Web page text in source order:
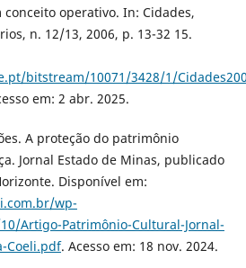
operativo. In: Cidades,
n. 12/13, 2006, p. 13-32 15.
bitstream/10071/3428/1/
em: 2 abr. 2025.
A proteção do patrimônio
Jornal Estado de Minas, publicado
Disponível em:
wp-
Artigo-Patrimônio-Cultural-Jornal-
Coeli.pdf. Acesso em: 18 nov. 2024.